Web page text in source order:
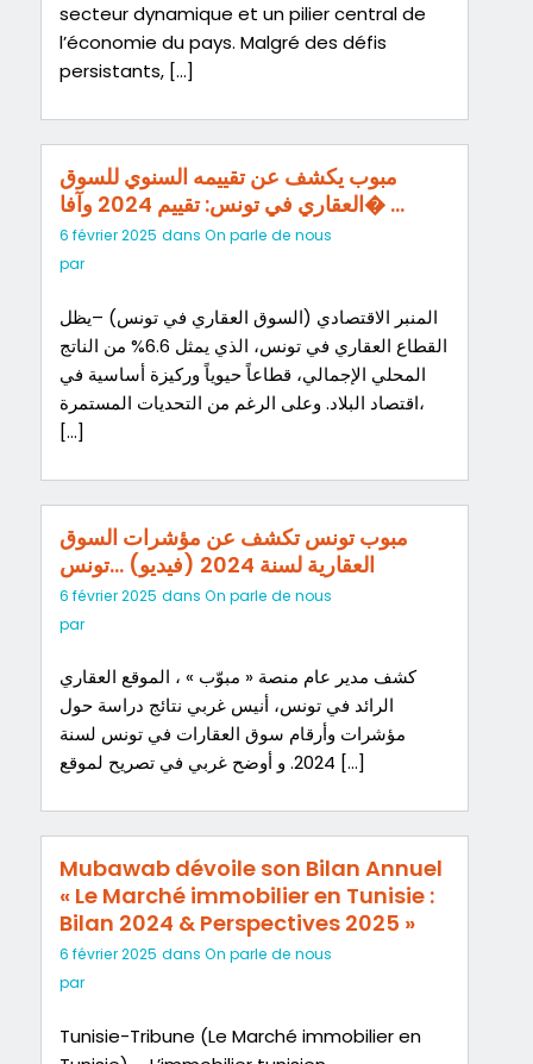
secteur dynamique et un pilier central de
l’économie du pays. Malgré des défis
persistants, […]
مبوب يكشف عن تقييمه السنوي للسوق
العقاري في تونس: تقييم 2024 وآفا� …
6 février 2025 dans On parle de nous
par
المنبر الاقتصادي (السوق العقاري في تونس) –يظل
القطاع العقاري في تونس، الذي يمثل 6.6% من الناتج
المحلي الإجمالي، قطاعاً حيوياً وركيزة أساسية في
اقتصاد البلاد. وعلى الرغم من التحديات المستمرة،
[…]
مبوب تونس تكشف عن مؤشرات السوق
العقارية لسنة 2024 (فيديو) …تونس
6 février 2025 dans On parle de nous
par
كشف مدير عام منصة « مبوّب » ، الموقع العقاري
الرائد في تونس، أنيس غربي نتائج دراسة حول
مؤشرات وأرقام سوق العقارات في تونس لسنة
2024. و أوضح غربي في تصريح لموقع […]
Mubawab dévoile son Bilan Annuel
« Le Marché immobilier en Tunisie :
Bilan 2024 & Perspectives 2025 »
6 février 2025 dans On parle de nous
par
Tunisie-Tribune (Le Marché immobilier en